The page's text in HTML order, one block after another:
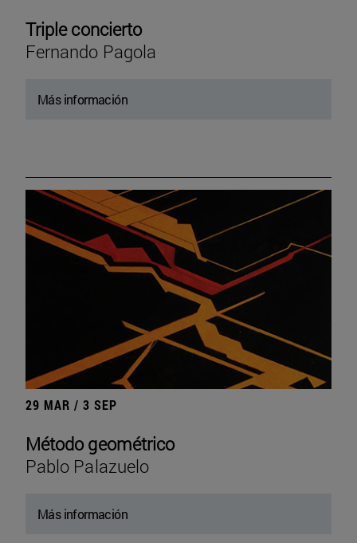
Triple concierto
Fernando Pagola
Más información
29 MAR / 3 SEP
Método geométrico
Pablo Palazuelo
Más información